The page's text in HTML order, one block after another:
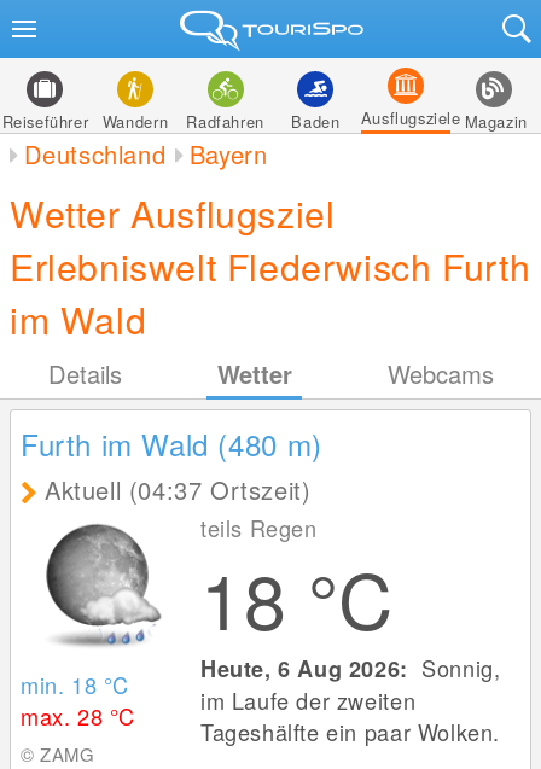
Reiseführer Wandern Radfahren Baden Ausflugsziele Magazin
Deutschland Bayern
Wetter Ausflugsziel
Erlebniswelt Flederwisch Furth
im Wald
Details Wetter Webcams
Furth im Wald (480 m)
Aktuell (04:37 Ortszeit)
min. 18 °C
max. 28 °C
© ZAMG
teils Regen
18 °C
Heute, 6 Aug 2026: Sonnig,
im Laufe der zweiten
Tageshälfte ein paar Wolken.